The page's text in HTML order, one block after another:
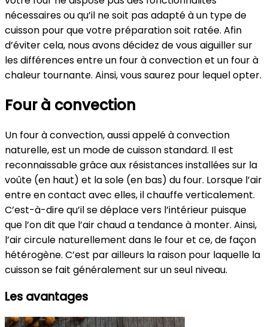
nécessaires ou qu’il ne soit pas adapté à un type de
cuisson pour que votre préparation soit ratée. Afin
d’éviter cela, nous avons décidez de vous aiguiller sur
les différences entre un four à convection et un four à
chaleur tournante. Ainsi, vous saurez pour lequel opter.
Four à convection
Un four à convection, aussi appelé à convection
naturelle, est un mode de cuisson standard. Il est
reconnaissable grâce aux résistances installées sur la
voûte (en haut) et la sole (en bas) du four. Lorsque l’air
entre en contact avec elles, il chauffe verticalement.
C’est-à-dire qu’il se déplace vers l’intérieur puisque
que l’on dit que l’air chaud a tendance à monter. Ainsi,
l’air circule naturellement dans le four et ce, de façon
hétérogène. C’est par ailleurs la raison pour laquelle la
cuisson se fait généralement sur un seul niveau.
Les avantages